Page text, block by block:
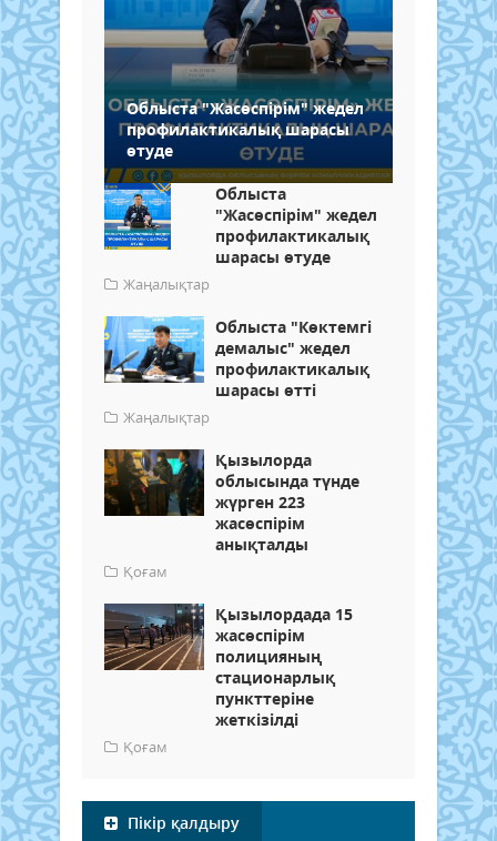
Облыста "Жасөспірім" жедел
профилактикалық шарасы
өтуде
Облыста
"Жасөспірім" жедел
профилактикалық
шарасы өтуде
Жаңалықтар
Облыста "Көктемгі
демалыс" жедел
профилактикалық
шарасы өтті
Жаңалықтар
Қызылорда
облысында түнде
жүрген 223
жасөспірім
анықталды
Қоғам
Қызылордада 15
жасөспірім
полицияның
стационарлық
пункттеріне
жеткізілді
Қоғам
Пікір қалдыру